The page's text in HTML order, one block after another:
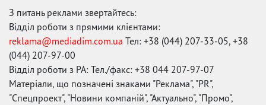
З питань реклами звертайтесь:
Відділ роботи з прямими клієнтами:
reklama@mediadim.com.ua Тел: +38 (044) 207-33-05, +38
(044) 207-97-00
Відділ роботи з РА: Тел./факс: +38 044 207-97-07
Матеріали, що позначені знаками "Реклама", "PR",
"Спецпроект", "Новини компаній", "Актуально", "Промо",